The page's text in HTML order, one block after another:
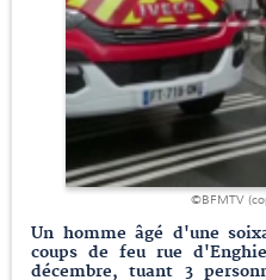
©BFMTV
Un homme âgé d'une
coups de feu rue
décembre, tuant 3